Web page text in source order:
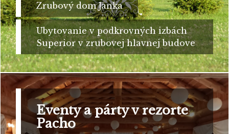
Zrubový dom Janka
Ubytovanie v podkrovných izbách
Superior v zrubovej hlavnej budove
Eventy a párty v rezorte
Pacho